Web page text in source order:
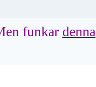
funkar denna